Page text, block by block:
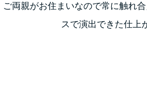
ご両親がお住まいなので常に触れ
スで演出できた仕上